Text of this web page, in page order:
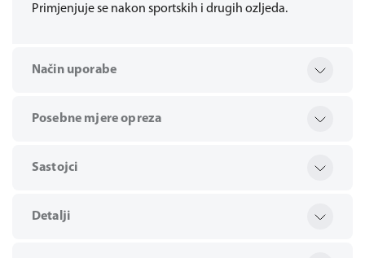
Primjenjuje se nakon sportskih i drugih ozljeda.
Način uporabe
Posebne mjere opreza
Sastojci
Detalji